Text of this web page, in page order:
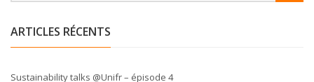
ARTICLES RÉCENTS
Sustainability talks @Unifr – épisode 4